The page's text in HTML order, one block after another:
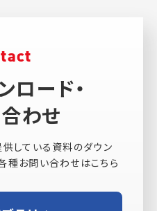
ロード・
わせ
供している資料のダウン
種お問い合わせはこちら